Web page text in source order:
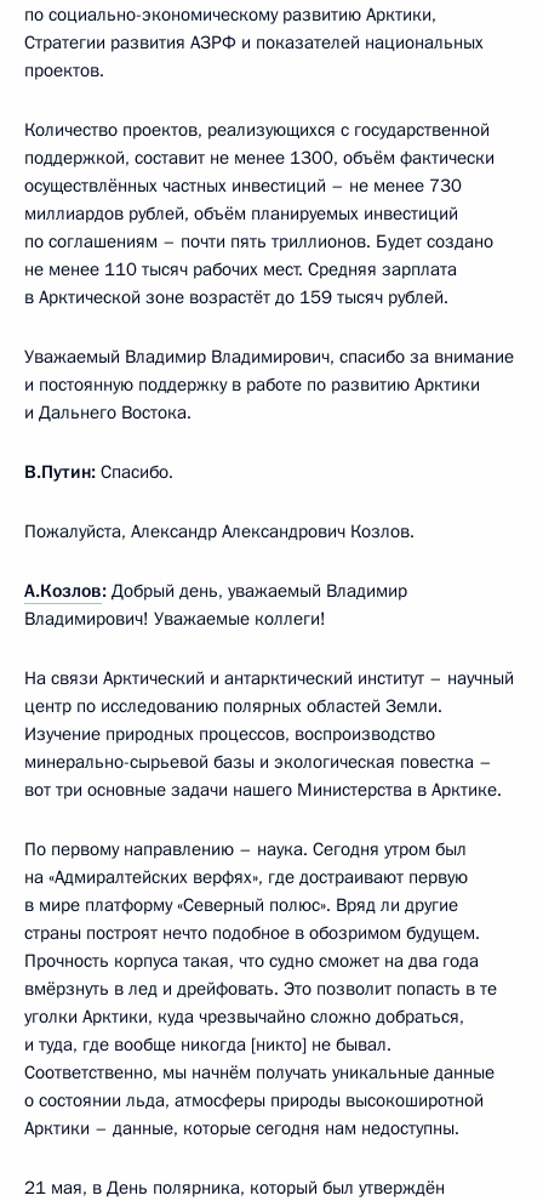
по социально-экономическому развитию Арктики,
Стратегии развития АЗРФ и показателей национальных
проектов.
Количество проектов, реализующихся с государственной
поддержкой, составит не менее 1300, объём фактически
осуществлённых частных инвестиций – не менее 730
миллиардов рублей, объём планируемых инвестиций
по соглашениям – почти пять триллионов. Будет создано
не менее 110 тысяч рабочих мест. Средняя зарплата
в Арктической зоне возрастёт до 159 тысяч рублей.
Уважаемый Владимир Владимирович, спасибо за внимание
и постоянную поддержку в работе по развитию Арктики
и Дальнего Востока.
В.Путин: Спасибо.
Пожалуйста, Александр Александрович Козлов.
А.Козлов: Добрый день, уважаемый Владимир
Владимирович! Уважаемые коллеги!
На связи Арктический и антарктический институт – научный
центр по исследованию полярных областей Земли.
Изучение природных процессов, воспроизводство
минерально-сырьевой базы и экологическая повестка –
вот три основные задачи нашего Министерства в Арктике.
По первому направлению – наука. Сегодня утром был
на «Адмиралтейских верфях», где достраивают первую
в мире платформу «Северный полюс». Вряд ли другие
страны построят нечто подобное в обозримом будущем.
Прочность корпуса такая, что судно сможет на два года
вмёрзнуть в лед и дрейфовать. Это позволит попасть в те
уголки Арктики, куда чрезвычайно сложно добраться,
и туда, где вообще никогда [никто] не бывал.
Соответственно, мы начнём получать уникальные данные
о состоянии льда, атмосферы природы высокоширотной
Арктики – данные, которые сегодня нам недоступны.
21 мая, в День полярника, который был утверждён